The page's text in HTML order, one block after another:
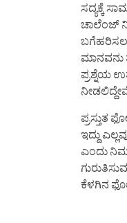
ಸದ್ಯಕ್ಕೆ
ಚಾಲೆಂಜ್
ಬಗೆಹರಿಸಲು
ಮಾನವನು
ಪ್ರಶ್ನೆಯ
ಪ್ರಸ್ತುತ
ಇದ್ದು
ಎಂದು
ಕೆಳಗಿನ